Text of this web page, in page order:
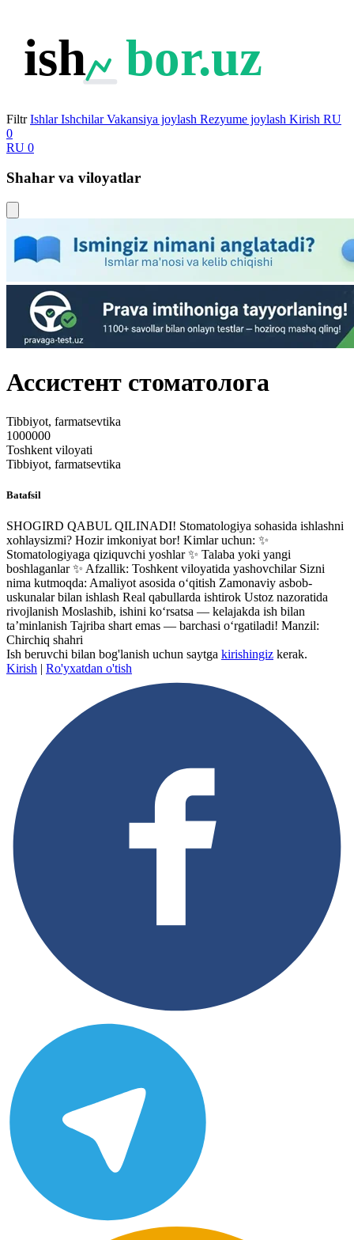
ish bor.uz
Filtr Ishlar Ishchilar Vakansiya joylash Rezyume joylash Kirish RU
0
RU 0
Shahar va viloyatlar
Ассистент стоматолога
Tibbiyot, farmatsevtika
1000000
Toshkent viloyati
Tibbiyot, farmatsevtika
Batafsil
SHOGIRD QABUL QILINADI! Stomatologiya sohasida ishlashni
xohlaysizmi? Hozir imkoniyat bor! Kimlar uchun: ✨
Stomatologiyaga qiziquvchi yoshlar ✨ Talaba yoki yangi
boshlaganlar ✨ Afzallik: Toshkent viloyatida yashovchilar Sizni
nima kutmoqda: Amaliyot asosida o‘qitish Zamonaviy asbob-
uskunalar bilan ishlash Real qabullarda ishtirok Ustoz nazoratida
rivojlanish Moslashib, ishini ko‘rsatsa — kelajakda ish bilan
ta’minlanish Tajriba shart emas — barchasi o‘rgatiladi! Manzil:
Chirchiq shahri
Ish beruvchi bilan bog'lanish uchun saytga kirishingiz kerak.
Kirish | Ro'yxatdan o'tish